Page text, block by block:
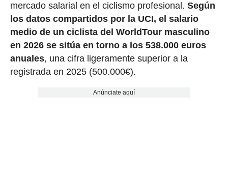
mercado salarial en el ciclismo profesional. Según
los datos compartidos por la UCI, el salario
medio de un ciclista del WorldTour masculino
en 2026 se sitúa en torno a los 538.000 euros
anuales, una cifra ligeramente superior a la
registrada en 2025 (500.000€).
Anúnciate aquí